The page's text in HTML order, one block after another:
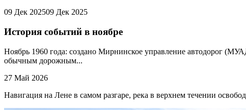
09 Дек 202509 Дек 2025
История событий в ноябре
Ноябрь 1960 года: создано Мирнинское управление автодорог
обычным дорожным...
27 Май 2026
Навигация на Лене в самом разгаре, река в верхнем течении